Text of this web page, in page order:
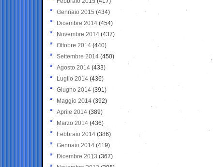
Gennaio 2015 (434)
Dicembre 2014 (454)
Novembre 2014 (437)
Ottobre 2014 (440)
Settembre 2014 (450)
Agosto 2014 (433)
Luglio 2014 (436)
Giugno 2014 (391)
Maggio 2014 (392)
Aprile 2014 (389)
Marzo 2014 (436)
Febbraio 2014 (386)
Gennaio 2014 (419)
Dicembre 2013 (367)